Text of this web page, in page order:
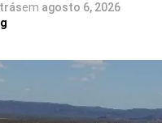
em agosto 6, 2026